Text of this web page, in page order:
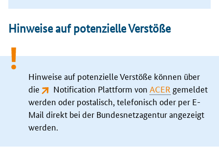
Hinweise auf potenzielle Verstöße
Hinweise auf potenzielle Verstöße können über
die
Notification Plattform von ACER gemeldet
werden oder postalisch, telefonisch oder per E-
Mail direkt bei der Bundesnetzagentur angezeigt
werden.